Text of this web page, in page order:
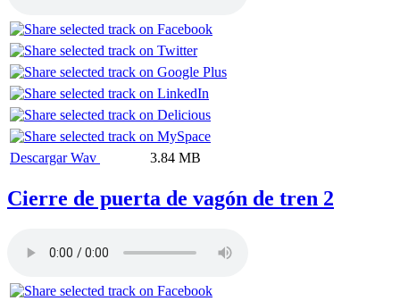
Descargar Wav 3.84 MB
Cierre de puerta de vagón de tren 2